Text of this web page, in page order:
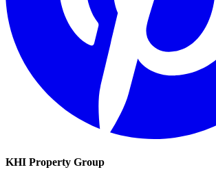
KHI Property Group